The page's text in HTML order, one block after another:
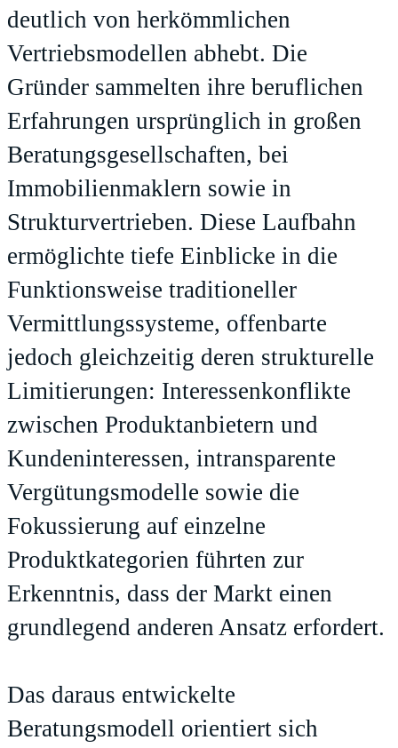
deutlich von herkömmlichen
Vertriebsmodellen abhebt. Die
Gründer sammelten ihre beruflichen
Erfahrungen ursprünglich in großen
Beratungsgesellschaften, bei
Immobilienmaklern sowie in
Strukturvertrieben. Diese Laufbahn
ermöglichte tiefe Einblicke in die
Funktionsweise traditioneller
Vermittlungssysteme, offenbarte
jedoch gleichzeitig deren strukturelle
Limitierungen: Interessenkonflikte
zwischen Produktanbietern und
Kundeninteressen, intransparente
Vergütungsmodelle sowie die
Fokussierung auf einzelne
Produktkategorien führten zur
Erkenntnis, dass der Markt einen
grundlegend anderen Ansatz erfordert.
Das daraus entwickelte
Beratungsmodell orientiert sich